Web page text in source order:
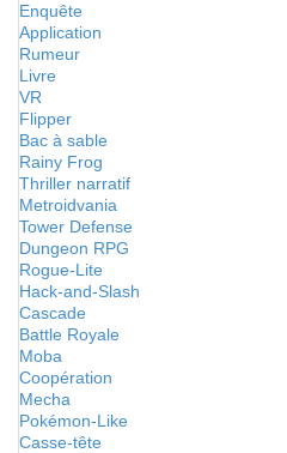
Enquête
Application
Rumeur
Livre
VR
Flipper
Bac à sable
Rainy Frog
Thriller narratif
Metroidvania
Tower Defense
Dungeon RPG
Rogue-Lite
Hack-and-Slash
Cascade
Battle Royale
Moba
Coopération
Mecha
Pokémon-Like
Casse-tête